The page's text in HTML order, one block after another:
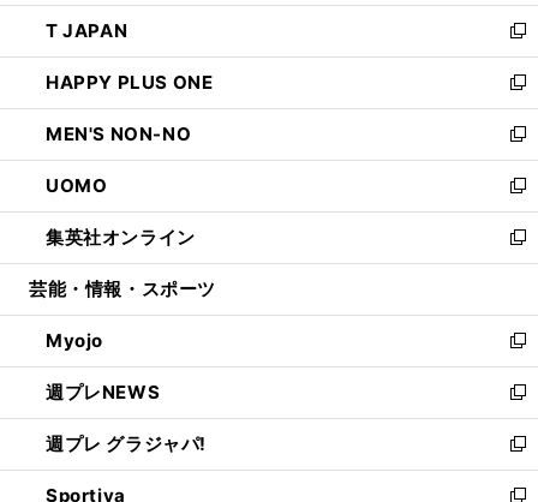
開
く
ウ
で
開
く
ン
ド
ウ
で
開
く
ウ
ィ
ン
ド
ウ
で
開
く
し
い
ウ
ィ
ン
ド
ウ
で
開
く
T JAPAN
新
し
い
ウ
ィ
ン
ド
ウ
で
開
HAPPY PLUS ONE
新
し
い
ウ
ィ
ン
ド
ウ
開
く
MEN'S NON-NO
新
し
い
ウ
ィ
ン
ウ
で
開
く
UOMO
新
し
い
ウ
ン
ド
ウ
で
開
く
集英社オンライン
新
し
ウ
ィ
ン
ド
ウ
で
開
く
芸能・情報・スポーツ
Myojo
新
し
い
ウ
ィ
ン
ド
週プレNEWS
新
し
い
ウ
週プレ グラジャパ!
新
し
Sportiva